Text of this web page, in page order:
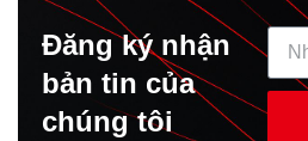
Đăng ký nhận
bản tin của
chúng tôi